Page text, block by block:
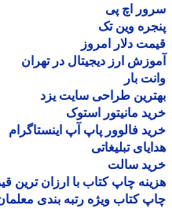
اچ پی
وین تک
دلار امروز
ارز دیجیتال در تهران
بار
طراحی سایت یزد
مانیتور استوک
فالوور پاپ آپ اینستاگرام
تبلیغاتی
سالت
چاپ کتاب با ارزان ترین قیمت
کتاب ویژه رتبه بندی معلمان